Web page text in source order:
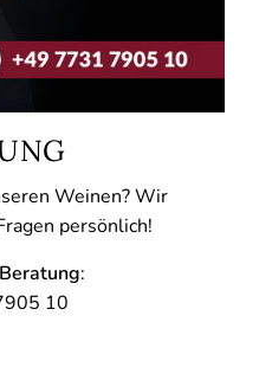
Weinen? Wir
persönlich!
:
10